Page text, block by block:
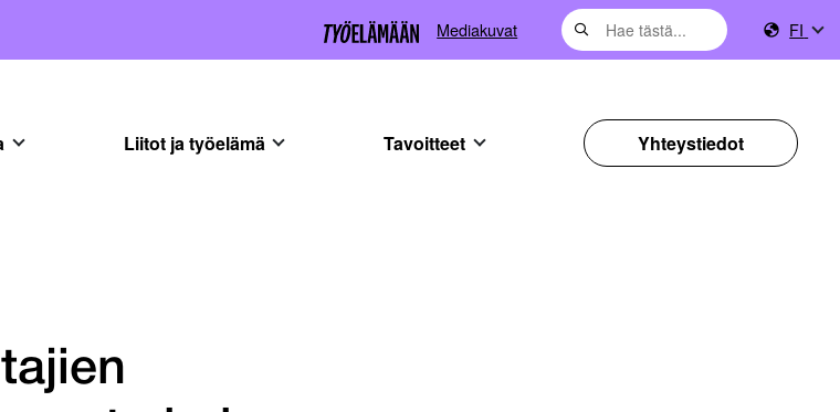
Mediakuvat FI
Liitot ja työelämä Tavoitteet Yhteystiedot